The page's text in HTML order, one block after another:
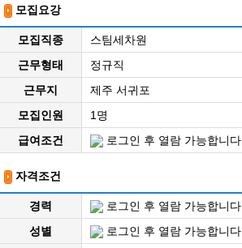
모집요강
모집직종
스팀세차원
근무형태
정규직
근무지
제주 서귀포
모집인원
1명
급여조건
로그인 후 열람 가능합니다.
자격조건
경력
로그인 후 열람 가능합니다.
성별
로그인 후 열람 가능합니다.